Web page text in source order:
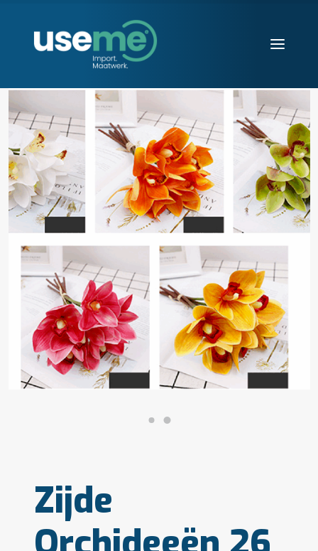
Diensten
Werkwijze
Huisvesting
Producten
Over ons
Blogs
Contact
Aanvraag starten
Search
Zijde